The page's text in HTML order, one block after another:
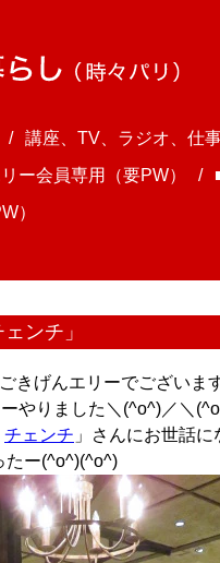
講座、TV、ラジオ、仕
ー会員専用（要PW）
）
ンチ」
きげんエリーでございます
やりました＼(^o^)／＼
チェンチ 」さんにお世話
たー(^o^)(^o^)